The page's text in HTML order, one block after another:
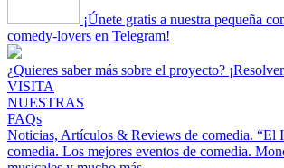
¡Únete gratis a nuestra pequeña
comedy-lovers en Telegram!
¿Quieres saber más sobre el proyecto?
VISITA
NUESTRAS
FAQs
Noticias, Artículos & Reviews de comedia. “El
comedia. Los mejores eventos de comedia.